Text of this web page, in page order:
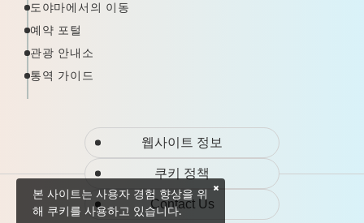
도야마에서의 이동
예약 포털
관광 안내소
통역 가이드
웹사이트 정보
쿠키 정책
Contact Us
본 사이트는 사용자 경험 향상을 위
해 쿠키를 사용하고 있습니다.